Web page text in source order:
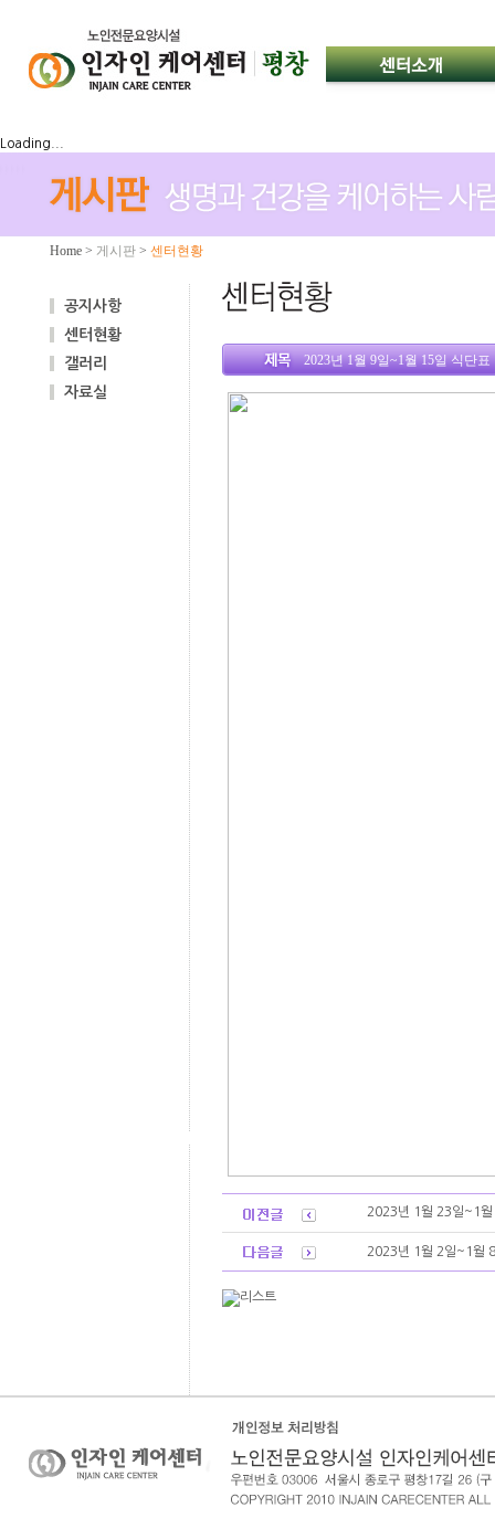
Loading...
Home > 게시판 > 센터현황
공지사항
센터현황
갤러리
자료실
2023년 1월 9일~1월 15일 식단표
2023년 1월 23일~1월
2023년 1월 2일~1월